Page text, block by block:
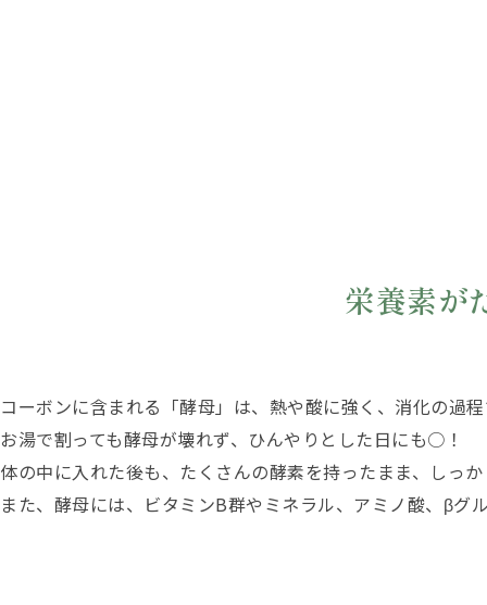
栄養素が
コーボンに含まれる「酵母」は、熱や酸に強く、消化の過
お湯で割っても酵母が壊れず、ひんやりとした日にも○！
体の中に入れた後も、たくさんの酵素を持ったまま、しっ
また、酵母には、ビタミンB群やミネラル、アミノ酸、βグ